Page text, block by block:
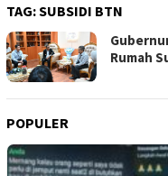
TAG:SUBSIDI BTN
Rumah
POPULER